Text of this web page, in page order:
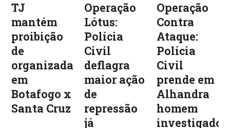
TJ
mantém
proibição
de
organizadas
em
Botafogo x
Santa Cruz
Operação
Lótus:
Polícia
Civil
deflagra
maior ação
de
repressão
já
Operação
Contra
Ataque:
Polícia
Civil
prende em
Alhandra
homem
investigado